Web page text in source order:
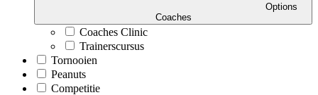
Options
Coaches
Coaches Clinic
Trainerscursus
Tornooien
Peanuts
Competitie